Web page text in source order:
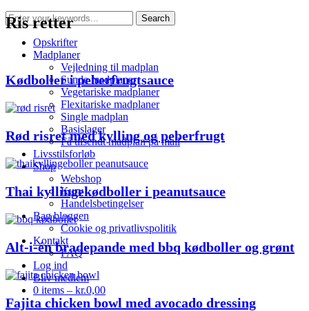
Opskrifter
Madplaner
Vejledning til madplan
Sunde madplaner
Vegetariske madplaner
Flexitariske madplaner
Single madplan
Basislager
Få tilsendt madplan på mail
Livsstilsforløb
Shop
Webshop
Kurv
Handelsbetingelser
Bag bloggen
Cookie og privatlivspolitik
Kontakt
FAQ
Log ind
Bliv medlem
0 items – kr.0,00
Ris retter
Kødboller i peberfrugtsauce
Rød risret med kylling og peberfrugt
Thai kyllingekødboller i peanutsauce
Alt-i-én bradepande med bbq kødboller og grønt
Fajita chicken bowl med avocado dressing